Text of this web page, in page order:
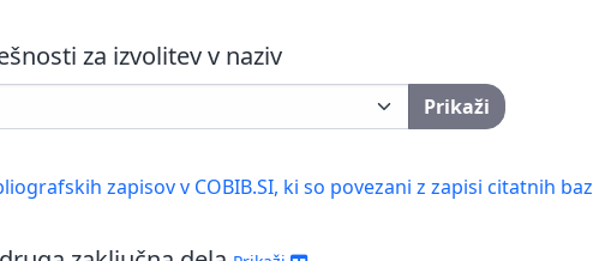
za izvolitev v naziv
Prikaži
zapisov v COBIB.SI, ki so povezani z zapisi citatnih baz